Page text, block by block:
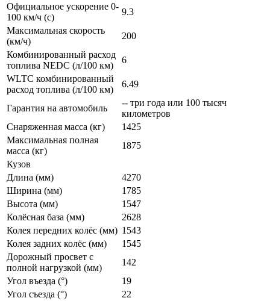
Официальное ускорение 0-
100 км/ч (с)
9.3
Максимальная скорость
(км/ч)
200
Комбинированный расход
топлива NEDC (л/100 км)
6
WLTC комбинированный
расход топлива (л/100 км)
6.49
Гарантия на автомобиль
-- три года или 100 тысяч
километров
Снаряженная масса (кг)
1425
Максимальная полная
масса (кг)
1875
Кузов
Длина (мм)
4270
Ширина (мм)
1785
Высота (мм)
1547
Колёсная база (мм)
2628
Колея передних колёс (мм) 1543
Колея задних колёс (мм)
1545
Дорожный просвет с
полной нагрузкой (мм)
142
Угол въезда (°)
19
Угол съезда (°)
22